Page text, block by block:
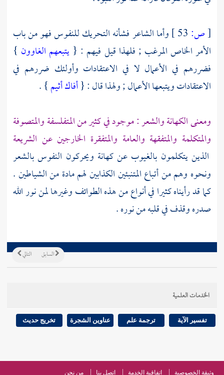
[ص:
وأما الشاعر فشأنه التحريك للنفوس فهو من باب
الأمر الخاص المرغب ; فلهذا قيل فيهم : { يتبعهم الغاوون }
فضررهم في الأعمال لا في الاعتقادات وأولئك ضررهم في
الاعتقادات ويتبعها الأعمال ; ولهذا قال : {أفاك أثيم} .
ومعنى الكهانة والشعر : موجود في كثير من المتفلسفة والمتصوفة
والمتكلمة والمتفقهة والعامة والمتفقرة الخارجين عن الشريعة
الذين يتكلمون بالغيوب عن كهانة ويحركون النفوس بالشعر
ونحوه وهم من أتباع المتنبئين الكذابين لهم مادة من الشياطين .
كما قد رأيناه كثيرا في أنواع من هذه الطوائف وغيرها لمن نور الله
صدره وقذف في قلبه من نوره .
التالي السابق
الخدمات العلمية
تفسير الآية ترجمة علم عناوين الشجرة تخريج حديث
وثيقة الخصوصية اتفاقية الخدمة اتصل بنا من نحن